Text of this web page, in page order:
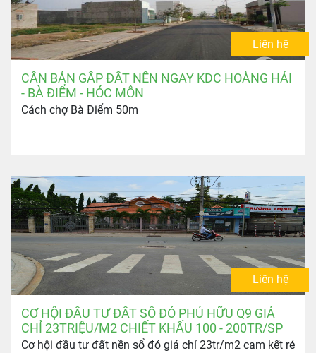
Liên hệ
CẦN BÁN GẤP ĐẤT NỀN NGAY KDC HOÀNG HẢI
- BÀ ĐIỂM - HÓC MÔN
Cách chợ Bà Điểm 50m
Liên hệ
CƠ HỘI ĐẦU TƯ ĐẤT SỔ ĐỎ PHÚ HỮU Q9 GIÁ
CHỈ 23TRIỆU/M2 CHIẾT KHẤU 100 - 200TR/SP
Cơ hội đầu tư đất nền sổ đỏ giá chỉ 23tr/m2 cam kết rẻ